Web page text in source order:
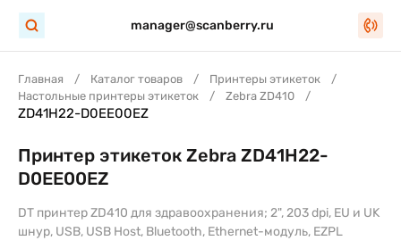
manager@scanberry.ru
Главная Каталог товаров
Принтеры этикеток
Настольные принтеры этикеток
Zebra ZD410
ZD41H22-D0EE00EZ
Принтер этикеток Zebra ZD41H22-
D0EE00EZ
DT принтер ZD410 для здравоохранения; 2", 203 dpi, EU и UK
шнур, USB, USB Host, Bluetooth, Ethernet-модуль, EZPL